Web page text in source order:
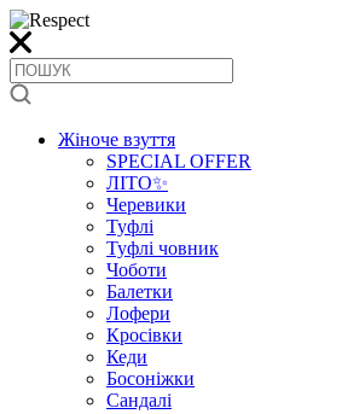
Жіноче взуття
SPECIAL OFFER
ЛІТО✨
Черевики
Туфлі
Туфлі човник
Чоботи
Балетки
Лофери
Кросівки
Кеди
Босоніжки
Сандалі